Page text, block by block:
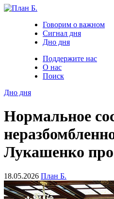
Говорим о важном
Сигнал дня
Дно дня
Поддержите нас
О нас
Поиск
Дно дня
Нормальное
Лукашенко
18.05.2026 План Б.